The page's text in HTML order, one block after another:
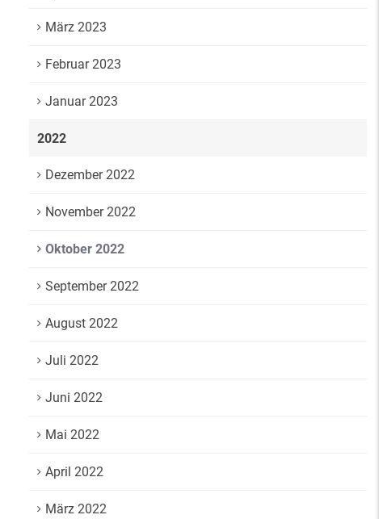
März 2023
Februar 2023
Januar 2023
2022
Dezember 2022
November 2022
Oktober 2022
September 2022
August 2022
Juli 2022
Juni 2022
Mai 2022
April 2022
März 2022